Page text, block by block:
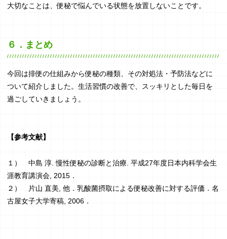
大切なことは、便秘で悩んでいる状態を放置しないことです。
６．まとめ
今回は排便の仕組みから便秘の種類、その対処法・予防法などに
ついて紹介しました。生活習慣の改善で、スッキリとした毎日を
過ごしていきましょう。
【参考文献】
１） 中島 淳. 慢性便秘の診断と治療. 平成27年度日本内科学会生
涯教育講演会, 2015．
２） 片山 直美, 他．乳酸菌摂取による便秘改善に対する評価．名
古屋女子大学寄稿, 2006．